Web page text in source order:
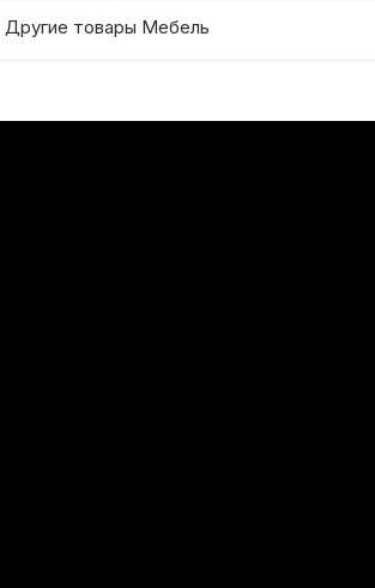
Другие товары Мебель